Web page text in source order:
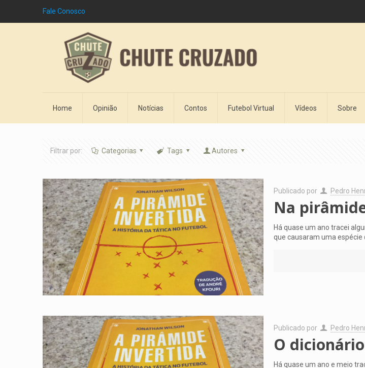
Fale Conosco
Home Opinião Notícias Contos Futebol Virtual Vídeos Sobre
Filtrar por: Categorias Tags Autores
Publicado por Pedro
Na
Há quase um ano tracei
que causaram uma
Publicado por Pedro
O
Há quase um ano e meio